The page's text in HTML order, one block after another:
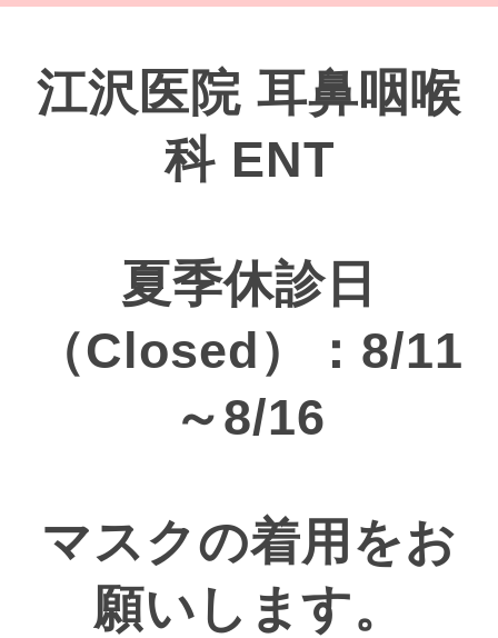
江沢医院 耳鼻咽喉
科 ENT
夏季休診日
（Closed）：8/11
～8/16
マスクの着用をお
願いします。